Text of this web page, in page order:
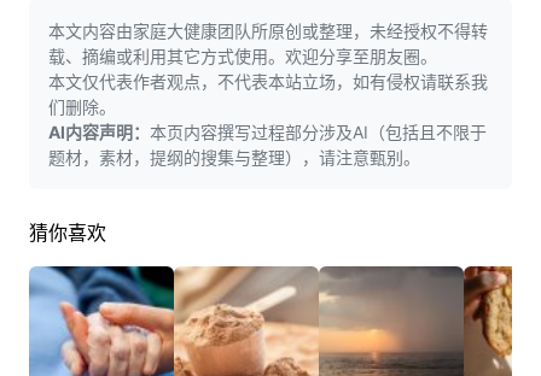
本文内容由家庭大健康团队所原创或整理，未经授权不得转
载、摘编或利用其它方式使用。欢迎分享至朋友圈。
本文仅代表作者观点，不代表本站立场，如有侵权请联系我
们删除。
AI内容声明： 本页内容撰写过程部分涉及AI（包括且不限于
题材，素材，提纲的搜集与整理），请注意甄别。
猜你喜欢